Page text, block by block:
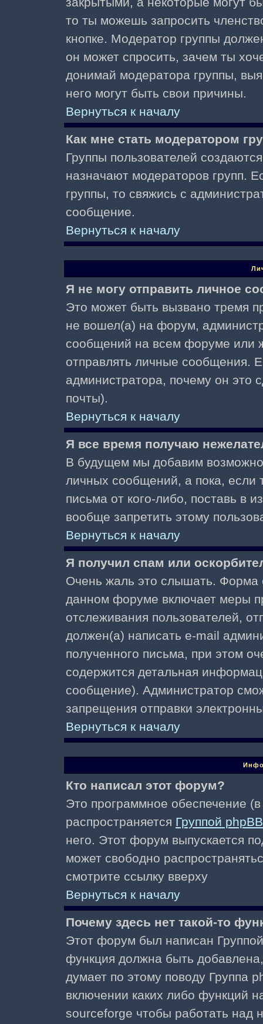
то ты можешь запросить
кнопке. Модератор группы
он может спросить, зачем ты
донимай модератора группы,
него могут быть свои причины.
Вернуться к началу
Как мне стать модератором
Группы пользователей
назначают модераторов групп.
группы, то свяжись с
сообщение.
Вернуться к началу
Я не могу отправить личное
Это может быть вызвано тремя
не вошел(а) на форум,
сообщений на всем форуме или
отправлять личные сообщения.
администратора, почему он это
почты).
Вернуться к началу
Я все время получаю
В будущем мы добавим
личных сообщений, а пока, если
письма от кого-либо, поставь в
вообще запретить этому
Вернуться к началу
Я получил спам или
Очень жаль это слышать. Форма
данном форуме включает меры
отслеживания пользователей,
должен(а) написать e-mail
полученного письма, при этом
содержится детальная
сообщение). Администратор
запрещения отправки
Вернуться к началу
Кто написал этот форум?
Это программное обеспечение
распространяется Группой phpBB
него. Этот форум выпускается
может свободно
смотрите ссылку вверху
Вернуться к началу
Почему здесь нет такой-то
Этот форум был написан
функция должна быть
думает по этому поводу Группа
включении каких либо функций
sourceforge чтобы работать над